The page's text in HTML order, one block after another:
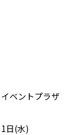
ベントプラザ
日(水)